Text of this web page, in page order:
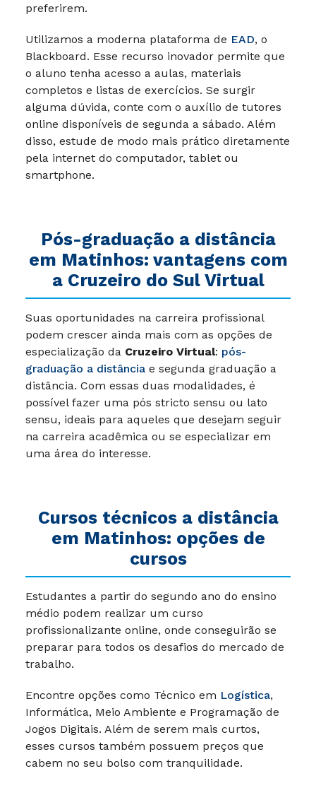
preferirem.
Utilizamos a moderna plataforma de EAD, o
Blackboard. Esse recurso inovador permite que
o aluno tenha acesso a aulas, materiais
completos e listas de exercícios. Se surgir
alguma dúvida, conte com o auxílio de tutores
online disponíveis de segunda a sábado. Além
disso, estude de modo mais prático diretamente
pela internet do computador, tablet ou
smartphone.
Pós-graduação a distância
em Matinhos: vantagens com
a Cruzeiro do Sul Virtual
Suas oportunidades na carreira profissional
podem crescer ainda mais com as opções de
especialização da Cruzeiro Virtual: pós-
graduação a distância e segunda graduação a
distância. Com essas duas modalidades, é
possível fazer uma pós stricto sensu ou lato
sensu, ideais para aqueles que desejam seguir
na carreira acadêmica ou se especializar em
uma área do interesse.
Cursos técnicos a distância
em Matinhos: opções de
cursos
Estudantes a partir do segundo ano do ensino
médio podem realizar um curso
profissionalizante online, onde conseguirão se
preparar para todos os desafios do mercado de
trabalho.
Encontre opções como Técnico em Logística,
Informática, Meio Ambiente e Programação de
Jogos Digitais. Além de serem mais curtos,
esses cursos também possuem preços que
cabem no seu bolso com tranquilidade.